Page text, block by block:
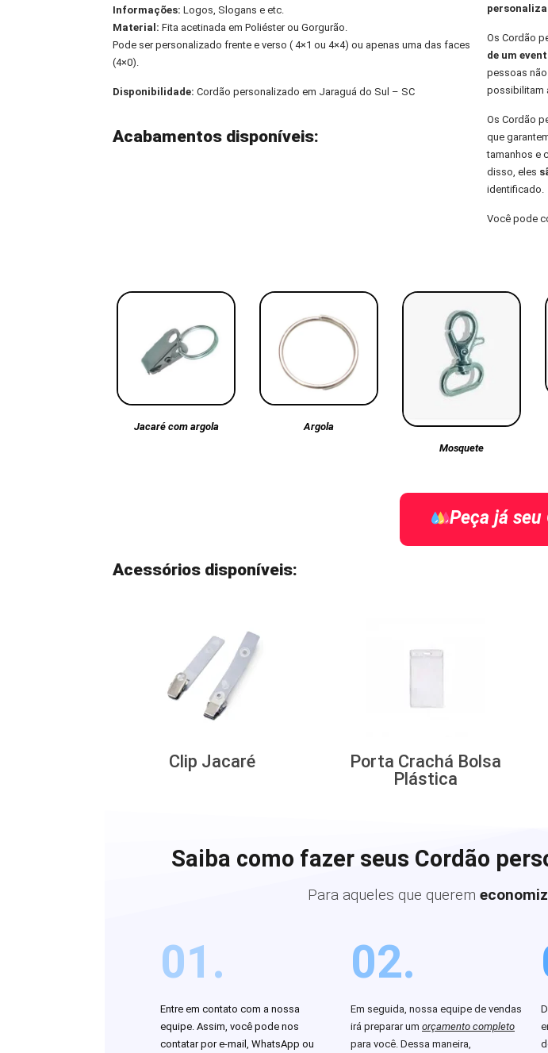
Informações:Logos, Slogans e etc.
Material: Fita acetinada em Poliéster ou Gorgurão.
Pode ser personalizado frente e verso ( 4×1 ou 4×4) ou apenas uma das faces
(4×0).
Disponibilidade:Cordão personalizado em Jaraguá do Sul – SC
Acabamentos disponíveis:
Os Cordão
de um
pessoas
possibilitam
Os Cordão
que
tamanhos e
disso, eles
identificado.
Você pode
Jacaré com argola
Argola
Mosquete
Peça já seu
Acessórios disponíveis:
Clip Jacaré
Porta Crachá Bolsa
Plástica
Saiba como fazer seus Cordão
Para aqueles que querem
01.
Entre em contato com a nossa
equipe. Assim, você pode nos
contatar por e-mail, WhatsApp ou
02.
Em seguida, nossa equipe de vendas
irá preparar um orçamento completo
para você. Dessa maneira,